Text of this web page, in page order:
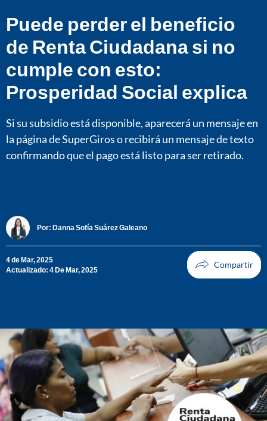
Puede perder el beneficio
de Renta Ciudadana si no
cumple con esto:
Prosperidad Social explica
Si su subsidio está disponible, aparecerá un mensaje en
la página de SuperGiros o recibirá un mensaje de texto
confirmando que el pago está listo para ser retirado.
Por: Danna Sofía Suárez Galeano
4 de Mar, 2025
Actualizado: 4 De Mar, 2025